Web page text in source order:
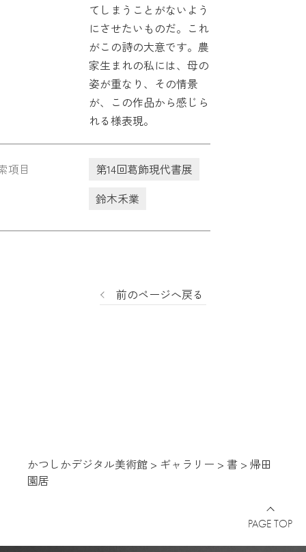
てしまうことがないよう
にさせたいものだ。これ
がこの詩の大意です。農
家生まれの私には、母の
姿が重なり、その情景
が、この作品から感じら
れる様表現。
項目
第14回葛飾現代書展
鈴木禾業
前のページへ戻る
かつしかデジタル美術館 > ギャラリー > 書 > 帰田
園居
PAGE TOP